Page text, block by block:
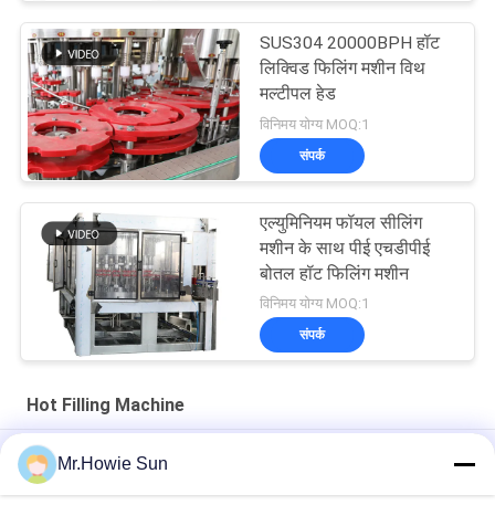
SUS304 20000BPH हॉट
लिक्विड फिलिंग मशीन विथ
मल्टीपल हेड
विनिमय योग्य MOQ:1
संपर्क
एल्युमिनियम फॉयल सीलिंग
मशीन के साथ पीई एचडीपीई
बोतल हॉट फिलिंग मशीन
विनिमय योग्य MOQ:1
संपर्क
Hot Filling Machine
Plastic Bottle Hot Filling Machine 3 In 1 For Fruit Juice
Processing
Mr.Howie Sun